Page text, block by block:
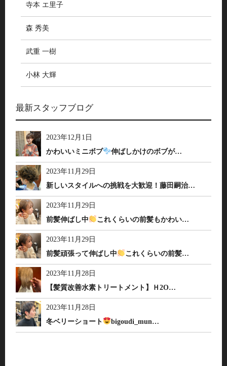
寺本 エ里子
森 秀美
武重 一樹
小林 大輝
最新スタッフブログ
2023年12月1日
かわいいミニボブ
伸ばしかけのボブが…
2023年11月29日
新しいスタイルへの挑戦を大歓迎！藤田嗣治…
2023年11月29日
前髪伸ばし中
これくらいの前髪もかわい…
2023年11月29日
前髪頑張って伸ばし中
これくらいの前髪…
2023年11月28日
【髪質改善水素トリートメント】Ｈ2O…
2023年11月28日
冬ベリーショート
bigoudi_mun…